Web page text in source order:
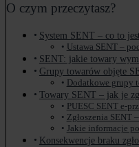
O czym przeczytasz?
System SENT – co to
Ustawa SENT –
SENT: jakie towary
Grupy towarów objęte
Dodatkowe grupy
Towary SENT – jak je
PUESC SENT e-
Zgłoszenia SENT
Jakie informacje
Konsekwencje braku